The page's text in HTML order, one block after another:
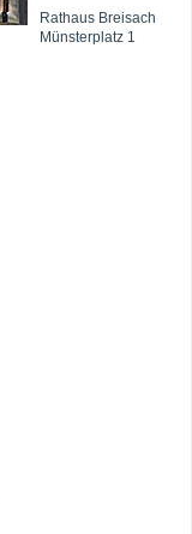
Rathaus Breisach
Münsterplatz 1